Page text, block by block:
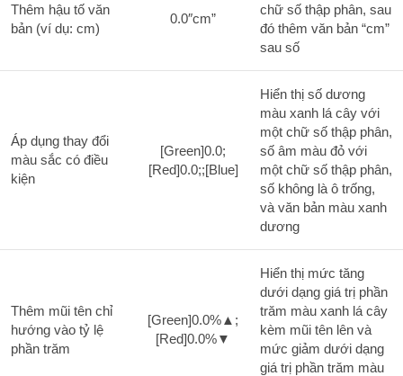
Thêm hậu tố văn
bản (ví dụ: cm)
0.0″cm”
chữ số thập phân, sau
đó thêm văn bản “cm”
sau số
Áp dụng thay đổi
màu sắc có điều
kiện
[Green]0.0;
[Red]0.0;;[Blue]
Hiển thị số dương
màu xanh lá cây với
một chữ số thập phân,
số âm màu đỏ với
một chữ số thập phân,
số không là ô trống,
và văn bản màu xanh
dương
Thêm mũi tên chỉ
hướng vào tỷ lệ
phần trăm
[Green]0.0%▲;
[Red]0.0%▼
Hiển thị mức tăng
dưới dạng giá trị phần
trăm màu xanh lá cây
kèm mũi tên lên và
mức giảm dưới dạng
giá trị phần trăm màu